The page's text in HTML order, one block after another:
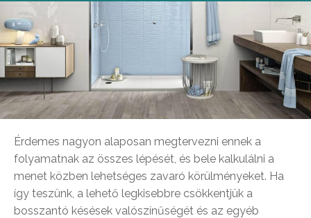
Érdemes nagyon alaposan megtervezni ennek a
folyamatnak az összes lépését, és bele kalkulálni a
menet közben lehetséges zavaró körülményeket. Ha
így teszünk, a lehető legkisebbre csökkentjük a
bosszantó késések valószínűségét és az egyéb